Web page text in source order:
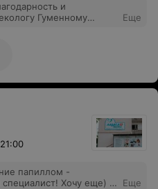
и
Гуменному
руки, чуткое
счастья Вам ,
Еще
папиллом -
Хочу еще) 2.
Еще